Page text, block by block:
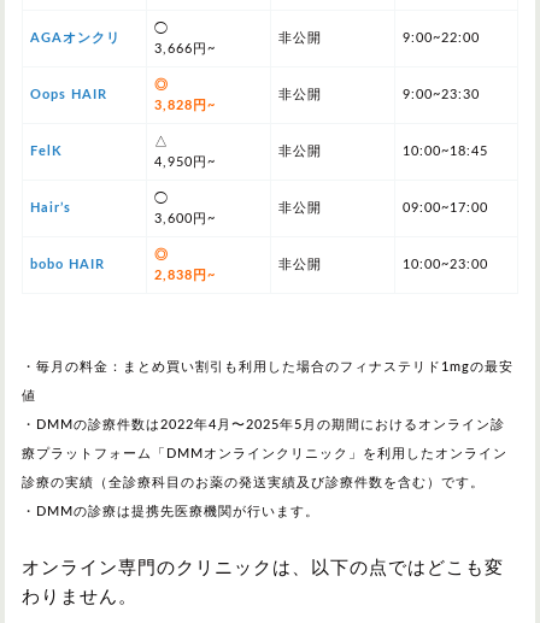
AGAオンクリ
◯
3,666円~
非公開 9:00~22:00
Oops HAIR
◎
3,828円~
非公開 9:00~23:30
FelK
△
4,950円~
非公開 10:00~18:45
Hair’s
◯
3,600円~
非公開 09:00~17:00
bobo HAIR
◎
2,838円~
非公開 10:00~23:00
・毎月の料金：まとめ買い割引も利用した場合のフィナステリド1mgの最安
値
・DMMの診療件数は2022年4月〜2025年5月の期間におけるオンライン診
療プラットフォーム「DMMオンラインクリニック」を利用したオンライン
診療の実績（全診療科目のお薬の発送実績及び診療件数を含む）です。
・DMMの診療は提携先医療機関が行います。
オンライン専門のクリニックは、以下の点ではどこも変
わりません。